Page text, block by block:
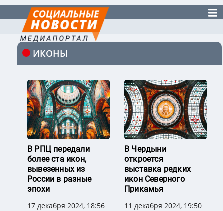
ИКОНЫ
В РПЦ передали
более ста икон,
вывезенных из
России в разные
эпохи
17 декабря 2024, 18:56
В Чердыни
откроется
выставка редких
икон Северного
Прикамья
11 декабря 2024, 19:50